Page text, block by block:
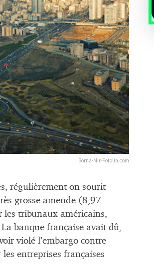
Borna-Mir-Fotolia.com
régulièrement on sourit
grosse amende (8,97
tribunaux américains,
banque française avait dû,
violé l’embargo contre
entreprises françaises